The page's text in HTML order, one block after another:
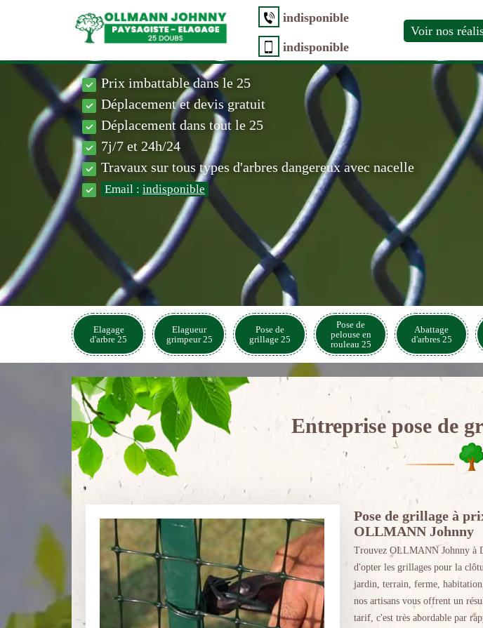
indisponible
indisponible
Voir nos
Prix imbattable dans le 25
Déplacement et devis gratuit
Déplacement dans tout le 25
7j/7 et 24h/24
Travaux sur tous types d'arbres dangereux avec nacelle
Email : indisponible
Elagage
d'arbre 25
Elagueur
grimpeur 25
Pose de
grillage 25
Pose de
pelouse en
rouleau 25
Abattage
d'arbres 25
Entreprise pose de
Pose de grillage à
OLLMANN Johnny
Trouvez OLLMANN Johnny à
d'opter les grillages pour la
jardin, terrain, ferme,
nos artisans vous offrent un
tarif, c'est très abordable par